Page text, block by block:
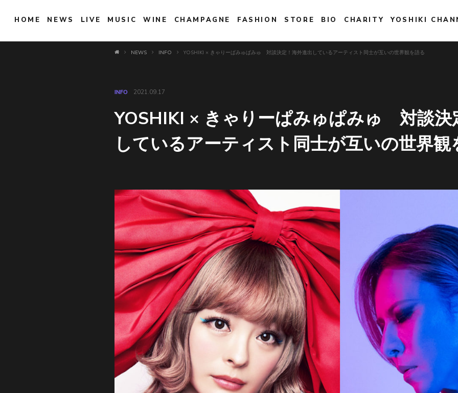
HOME NEWS LIVE MUSIC WINE CHAMPAGNE FASHION STORE BIO CHARITY YOSHIKI
NEWS INFO YOSHIKI × きゃりーぱみゅぱみゅ 対談決定！海外進出しているアーティスト同士が互いの世界観を語る
INFO 2021.09.17
YOSHIKI × きゃりーぱみゅぱみゅ 対談決
しているアーティスト同士が互いの世界観